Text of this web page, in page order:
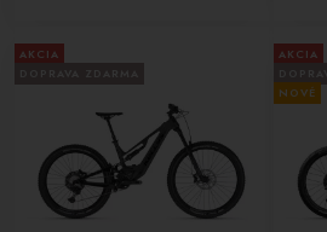
AKCIA
AKCIA
NOVÉ